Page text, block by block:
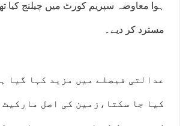
ہوا معاوضہ سپریم کورٹ میں چیلنج
مسترد کر دیے۔
عدالتی فیصلے میں مزید کہا گیا
کیا جا سکتا،زمین کی اصل